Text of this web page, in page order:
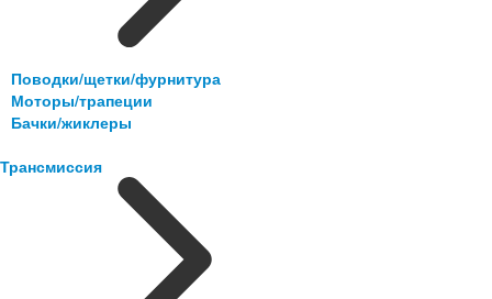
Поводки/щетки/фурнитура
Моторы/трапеции
Бачки/жиклеры
Трансмиссия